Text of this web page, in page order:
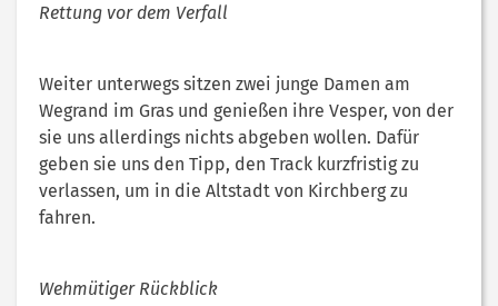
Rettung vor dem Verfall
Weiter unterwegs sitzen zwei junge Damen am
Wegrand im Gras und genießen ihre Vesper, von der
sie uns allerdings nichts abgeben wollen. Dafür
geben sie uns den Tipp, den Track kurzfristig zu
verlassen, um in die Altstadt von Kirchberg zu
fahren.
Wehmütiger Rückblick